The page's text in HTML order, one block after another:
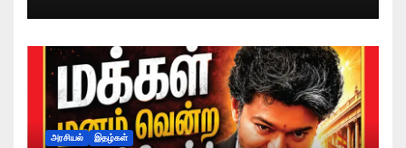
அரசியல் இதழ்கள்